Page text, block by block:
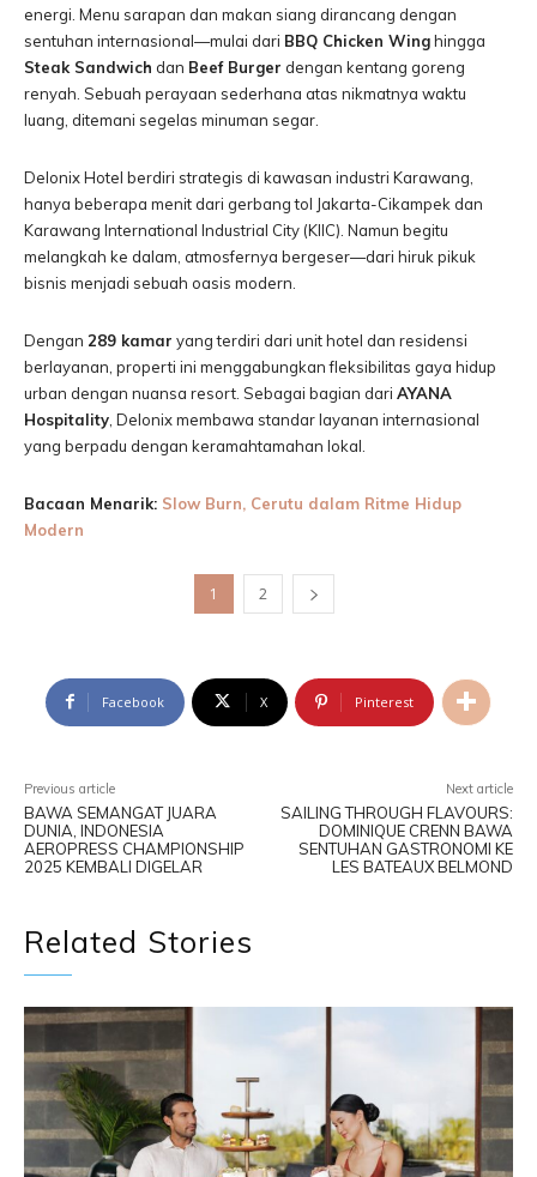
energi. Menu sarapan dan makan siang dirancang dengan
sentuhan internasional—mulai dari BBQ Chicken Winghingga
Steak Sandwich dan Beef Burger dengan kentang goreng
renyah. Sebuah perayaan sederhana atas nikmatnya waktu
luang, ditemani segelas minuman segar.
Delonix Hotel berdiri strategis di kawasan industri Karawang,
hanya beberapa menit dari gerbang tol Jakarta-Cikampek dan
Karawang International Industrial City (KIIC). Namun begitu
melangkah ke dalam, atmosfernya bergeser—dari hiruk pikuk
bisnis menjadi sebuah oasis modern.
Dengan 289 kamar yang terdiri dari unit hotel dan residensi
berlayanan, properti ini menggabungkan fleksibilitas gaya hidup
urban dengan nuansa resort. Sebagai bagian dari AYANA
Hospitality , Delonix membawa standar layanan internasional
yang berpadu dengan keramahtamahan lokal.
Bacaan Menarik: Slow Burn, Cerutu dalam Ritme Hidup
Modern
1 2
Facebook X Pinterest
Previous article
BAWA SEMANGAT JUARA
DUNIA, INDONESIA
AEROPRESS CHAMPIONSHIP
2025 KEMBALI DIGELAR
Next article
SAILING THROUGH FLAVOURS:
DOMINIQUE CRENN BAWA
SENTUHAN GASTRONOMI KE
LES BATEAUX BELMOND
Related Stories